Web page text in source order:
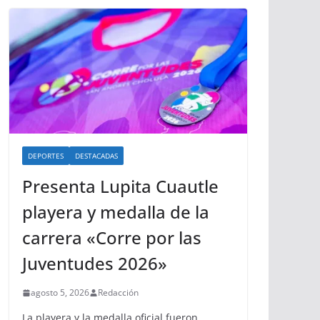
DEPORTES DESTACADAS
Presenta Lupita Cuautle
playera y medalla de la
carrera «Corre por las
Juventudes 2026»
agosto 5, 2026 Redacción